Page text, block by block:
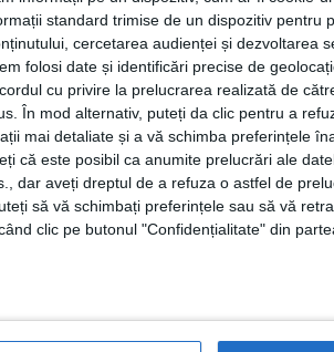
standard trimise de un dispozitiv pentru
cercetarea audienței și dezvoltarea
folosi date și identificări precise de
cu privire la prelucrarea realizată de
În mod alternativ, puteți da clic pentru a
mai detaliate și a vă schimba preferințele
că este posibil ca anumite prelucrări ale
dar aveți dreptul de a refuza o astfel de
să vă schimbați preferințele sau să vă
clic pe butonul "Confidențialitate" din
a evita interpretări
gravitatea faptei
Iarinfracționalitatea,
fenomene greu de